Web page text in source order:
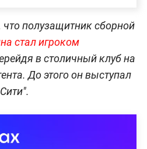
полузащитник сборной
стал игроком
в столичный клуб на
До этого он выступал